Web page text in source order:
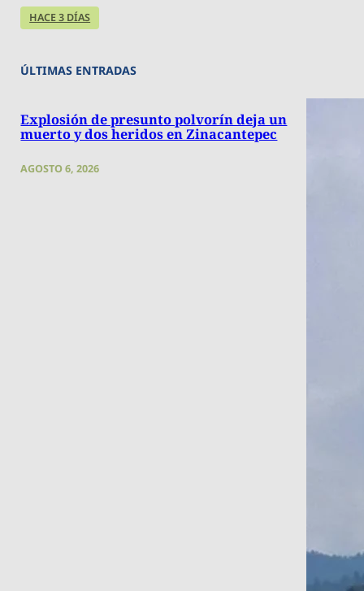
HACE 3 DÍAS
ÚLTIMAS ENTRADAS
Explosión de presunto polvorín deja un
muerto y dos heridos en Zinacantepec
AGOSTO 6, 2026